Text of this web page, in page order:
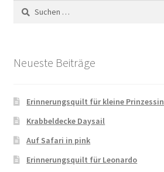
Suchen
nach:
Neueste Beiträge
Erinnerungsquilt für kleine Prinzessin
Krabbeldecke Daysail
Auf Safari in pink
Erinnerungsquilt für Leonardo